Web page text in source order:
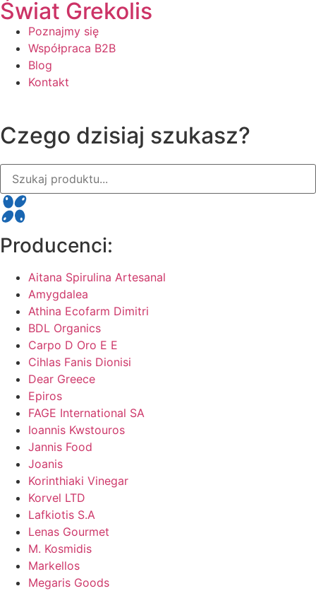
Świat Grekolis
Poznajmy się
Współpraca B2B
Blog
Kontakt
Czego dzisiaj szukasz?
Producenci:
Aitana Spirulina Artesanal
Amygdalea
Athina Ecofarm Dimitri
BDL Organics
Carpo D Oro E E
Cihlas Fanis Dionisi
Dear Greece
Epiros
FAGE International SA
Ioannis Kwstouros
Jannis Food
Joanis
Korinthiaki Vinegar
Korvel LTD
Lafkiotis S.A
Lenas Gourmet
M. Kosmidis
Markellos
Megaris Goods